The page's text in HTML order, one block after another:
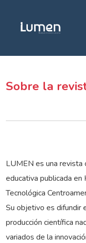
Sobre la
Sobre la
LUMEN es una revista
educativa publicada en
Tecnológica
Su objetivo es difundir
producción científica
variados de la